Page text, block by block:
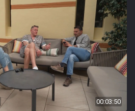
00:03:50